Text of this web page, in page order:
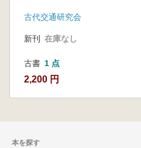
古代交通研究会
新刊 在庫なし
古書 1 点
2,200 円
本を探す